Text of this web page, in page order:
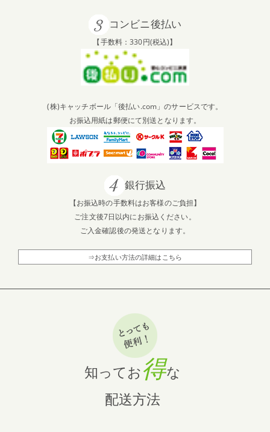
コンビニ後払い
【手数料：330円(税込)】
(株)キャッチボール「後払い.com」のサービスです。
お振込用紙は郵便にて別送となります。
銀行振込
【お振込時の手数料はお客様のご負担】
ご注文後7日以内にお振込ください。
ご入金確認後の発送となります。
⇒お支払い方法の詳細はこちら
知ってお 得な
配送方法